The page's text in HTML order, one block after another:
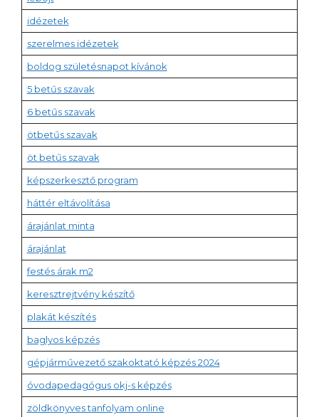
idézetek
szerelmes idézetek
boldog születésnapot kívánok
5 betűs szavak
6 betűs szavak
ötbetűs szavak
öt betűs szavak
képszerkesztő program
háttér eltávolítása
árajánlat minta
árajánlat
festés árak m2
keresztrejtvény készítő
plakát készítés
baglyos képzés
gépjárművezető szakoktató képzés 2024
óvodapedagógus okj-s képzés
zöldkönyves tanfolyam online